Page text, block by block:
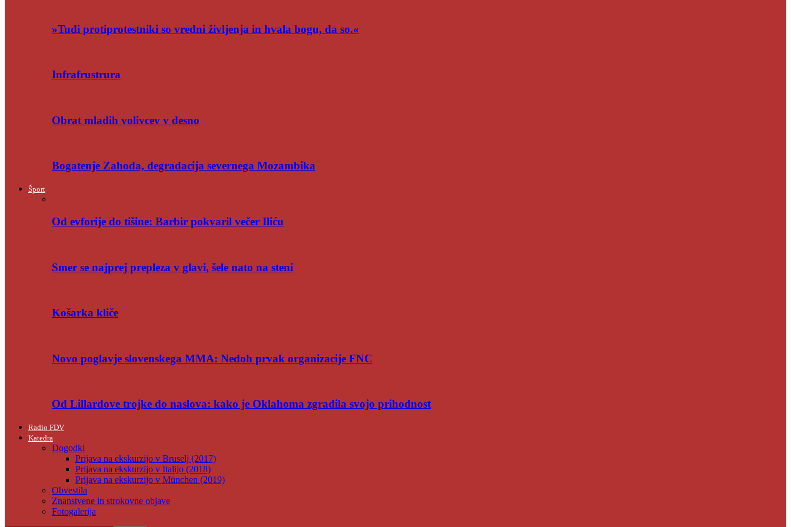
»Tudi protiprotestniki so vredni življenja in hvala bogu, da so.«
Infrafrustrura
Obrat mladih volivcev v desno
Bogatenje Zahoda, degradacija severnega Mozambika
Šport
Od evforije do tišine: Barbir pokvaril večer Iliću
Smer se najprej prepleza v glavi, šele nato na steni
Košarka kliče
Novo poglavje slovenskega MMA: Nedoh prvak organizacije FNC
Od Lillardove trojke do naslova: kako je Oklahoma zgradila svojo prihodnost
Radio FDV
Katedra
Dogodki
Prijava na ekskurzijo v Bruselj (2017)
Prijava na ekskurzijo v Italijo (2018)
Prijava na ekskurzijo v München (2019)
Obvestila
Znanstvene in strokovne objave
Fotogalerija